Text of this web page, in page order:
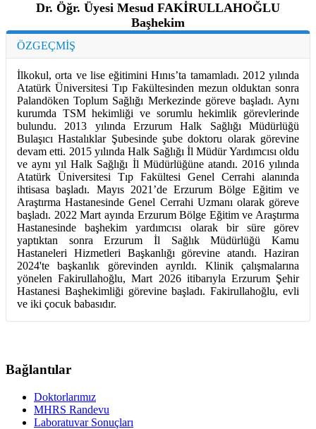
Dr. Öğr. Üyesi Mesud FAKİRULLAHOĞLU
Başhekim
ÖZGEÇMİŞ
İlkokul, orta ve lise eğitimini Hınıs’ta tamamladı. 2012 yılında
Atatürk Üniversitesi Tıp Fakültesinden mezun olduktan sonra
Palandöken Toplum Sağlığı Merkezinde göreve başladı. Aynı
kurumda TSM hekimliği ve sorumlu hekimlik görevlerinde
bulundu. 2013 yılında Erzurum Halk Sağlığı Müdürlüğü
Bulaşıcı Hastalıklar Şubesinde şube doktoru olarak görevine
devam etti. 2015 yılında Halk Sağlığı İl Müdür Yardımcısı oldu
ve aynı yıl Halk Sağlığı İl Müdürlüğüne atandı. 2016 yılında
Atatürk Üniversitesi Tıp Fakültesi Genel Cerrahi alanında
ihtisasa başladı. Mayıs 2021’de Erzurum Bölge Eğitim ve
Araştırma Hastanesinde Genel Cerrahi Uzmanı olarak göreve
başladı. 2022 Mart ayında Erzurum Bölge Eğitim ve Araştırma
Hastanesinde başhekim yardımcısı olarak bir süre görev
yaptıktan sonra Erzurum İl Sağlık Müdürlüğü Kamu
Hastaneleri Hizmetleri Başkanlığı görevine atandı. Haziran
2024'te başkanlık görevinden ayrıldı. Klinik çalışmalarına
yönelen Fakirullahoğlu, Mart 2026 itibarıyla Erzurum Şehir
Hastanesi Başhekimliği görevine başladı. Fakirullahoğlu, evli
ve iki çocuk babasıdır.
Bağlantılar
Doktorlarımız
MHRS Randevu
Laboratuvar Sonuçları